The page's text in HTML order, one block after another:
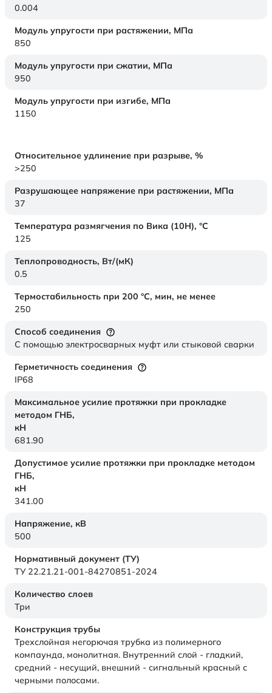
0.004
Модуль упругости при растяжении, МПа
850
Модуль упругости при сжатии, МПа
950
Модуль упругости при изгибе, МПа
1150
Относительное удлинение при разрыве, %
>250
Разрушающее напряжение при растяжении, МПа
37
Температура размягчения по Вика (10Н), °C
125
Теплопроводность, Вт/(мК)
0.5
Термостабильность при 200 °С, мин, не менее
250
Способ соединения
С помощью электросварных муфт или стыковой сварки
Герметичность соединения
IP68
Максимальное усилие протяжки при прокладке
методом ГНБ,
кН
681.90
Допустимое усилие протяжки при прокладке методом
ГНБ,
кН
341.00
Напряжение, кВ
500
Нормативный документ (ТУ)
ТУ 22.21.21-001-84270851-2024
Количество слоев
Три
Конструкция трубы
Трехслойная негорючая трубка из полимерного
компаунда, монолитная. Внутренний слой - гладкий,
средний - несущий, внешний - сигнальный красный с
черными полосами.